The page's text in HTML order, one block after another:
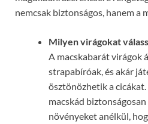
nemcsak biztonságos, hanem a
Milyen virágokat
A macskabarát virágok
strapabíróak, és akár
ösztönözhetik a
macskád
növényeket anélkül,